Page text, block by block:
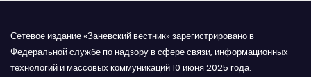
Сетевое издание «Заневский вестник» зарегистрировано в
Федеральной службе по надзору в сфере связи, информационных
технологий и массовых коммуникаций 10 июня 2025 года.